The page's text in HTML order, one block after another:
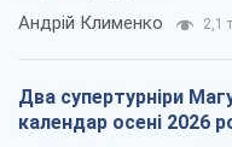
Андрій Клименко 2,1
Два супертурніри
календар осені 2026